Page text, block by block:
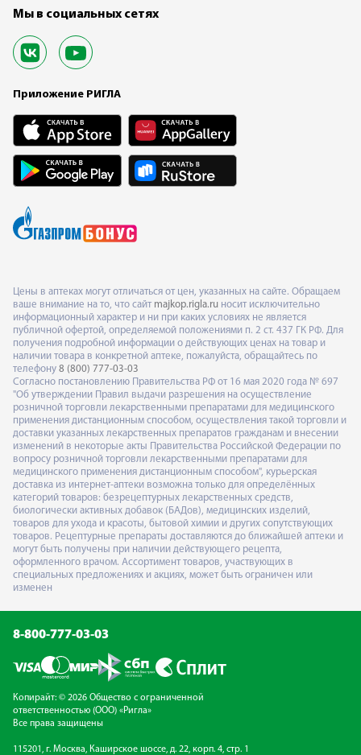
Мы в социальных сетях
Приложение РИГЛА
Цены в аптеках могут отличаться от цен, указанных на сайте. Обращаем
ваше внимание на то, что сайт majkop.rigla.ru носит исключительно
информационный характер и ни при каких условиях не является
публичной офертой, определяемой положениями п. 2 ст. 437 ГК РФ. Для
получения подробной информации о действующих ценах на товар и
наличии товара в конкретной аптеке, пожалуйста, обращайтесь по
телефону 8 (800) 777-03-03
Согласно постановлению Правительства РФ от 16 мая 2020 года № 697
"Об утверждении Правил выдачи разрешения на осуществление
розничной торговли лекарственными препаратами для медицинского
применения дистанционным способом, осуществления такой торговли и
доставки указанных лекарственных препаратов гражданам и внесении
изменений в некоторые акты Правительства Российской Федерации по
вопросу розничной торговли лекарственными препаратами для
медицинского применения дистанционным способом", курьерская
доставка из интернет-аптеки возможна только для определённых
категорий товаров: безрецептурных лекарственных средств,
биологически активных добавок (БАДов), медицинских изделий,
товаров для ухода и красоты, бытовой химии и других сопутствующих
товаров. Рецептурные препараты доставляются до ближайшей аптеки и
могут быть получены при наличии действующего рецепта,
оформленного врачом. Ассортимент товаров, участвующих в
специальных предложениях и акциях, может быть ограничен или
изменен
8-800-777-03-03
Копирайт: © 2026 Общество с ограниченной
ответственностью (ООО) «Ригла»
Все права защищены
115201, г. Москва, Каширское шоссе, д. 22, корп. 4, стр. 1